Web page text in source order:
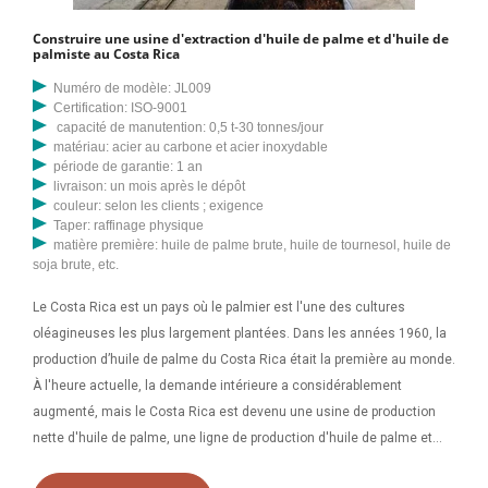
machines pour répondre aux besoins de production de différents
séparation des palmistes, mais que votre
Construire une usine d'extraction d'huile de palme et d'huile de
palmiste au Costa Rica
Numéro de modèle: JL009
Certification: ISO-9001
capacité de manutention: 0,5 t-30 tonnes/jour
matériau: acier au carbone et acier inoxydable
période de garantie: 1 an
livraison: un mois après le dépôt
couleur: selon les clients ; exigence
Taper: raffinage physique
matière première: huile de palme brute, huile de tournesol, huile de
soja brute, etc.
Le Costa Rica est un pays où le palmier est l'une des cultures
oléagineuses les plus largement plantées. Dans les années 1960, la
production d’huile de palme du Costa Rica était la première au monde.
À l'heure actuelle, la demande intérieure a considérablement
augmenté, mais le Costa Rica est devenu une usine de production
nette d'huile de palme, une ligne de production d'huile de palme et